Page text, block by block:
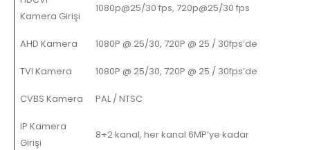
Kamera Girişi
1080p@25/30 fps, 720p@25/30 fps
AHD Kamera 1080P @ 25/30, 720P @ 25 / 30fps’de
TVI Kamera 1080P @ 25/30, 720P @ 25 / 30fps’de
CVBS Kamera PAL / NTSC
IP Kamera
Girişi
8+2 kanal, her kanal 6MP’ye kadar